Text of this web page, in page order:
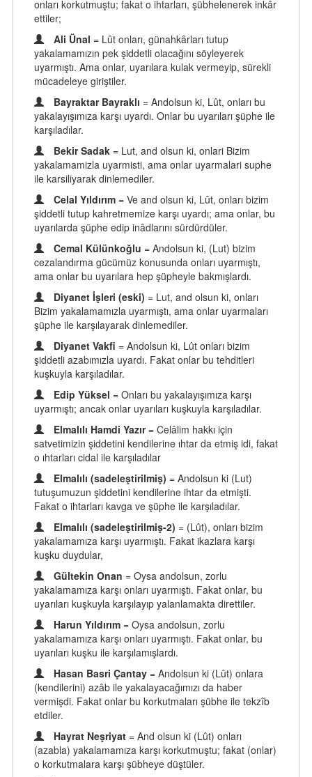
onları korkutmuştu; fakat o ihtarları, şübhelenerek inkâr
ettiler;
Ali Ünal = Lût onları, günahkârları tutup
yakalamamızın pek şiddetli olacağını söyleyerek
uyarmıştı. Ama onlar, uyarılara kulak vermeyip, sürekli
mücadeleye giriştiler.
Bayraktar Bayraklı = Andolsun ki, Lût, onları bu
yakalayışımıza karşı uyardı. Onlar bu uyarıları şüphe ile
karşıladılar.
Bekir Sadak = Lut, and olsun ki, onlari Bizim
yakalamamizla uyarmisti, ama onlar uyarmalari suphe
ile karsiliyarak dinlemediler.
Celal Yıldırım = Ve and olsun ki, Lût, onları bizim
şiddetli tutup kahretmemize karşı uyardı; ama onlar, bu
uyarılarda şüphe edip inâdlarını sürdürdüler.
Cemal Külünkoğlu = Andolsun ki, (Lut) bizim
cezalandırma gücümüz konusunda onları uyarmıştı,
ama onlar bu uyarılara hep şüpheyle bakmışlardı.
Diyanet İşleri (eski) = Lut, and olsun ki, onları
Bizim yakalamamızla uyarmıştı, ama onlar uyarmaları
şüphe ile karşılayarak dinlemediler.
Diyanet Vakfi = Andolsun ki, Lût onları bizim
şiddetli azabımızla uyardı. Fakat onlar bu tehditleri
kuşkuyla karşıladılar.
Edip Yüksel = Onları bu yakalayışımıza karşı
uyarmıştı; ancak onlar uyarıları kuşkuyla karşıladılar.
Elmalılı Hamdi Yazır = Celâlim hakkı için
satvetimizin şiddetini kendilerine ıhtar da etmiş idi, fakat
o ıhtarları cidal ile karşıladılar
Elmalılı (sadeleştirilmiş) = Andolsun ki (Lut)
tutuşumuzun şiddetini kendilerine ihtar da etmişti.
Fakat o ihtarları kavga ve şüphe ile karşıladılar.
Elmalılı (sadeleştirilmiş-2) = (Lût), onları bizim
yakalamamıza karşı uyarmıştı. Fakat ikazlara karşı
kuşku duydular,
Gültekin Onan = Oysa andolsun, zorlu
yakalamamıza karşı onları uyarmıştı. Fakat onlar, bu
uyarıları kuşkuyla karşılayıp yalanlamakta direttiler.
Harun Yıldırım = Oysa andolsun, zorlu
yakalamamıza karşı onları uyarmıştı. Fakat onlar, bu
uyarıları kuşku ile karşılamışlardı.
Hasan Basri Çantay = Andolsun ki (Lût) onlara
(kendilerini) azâb ile yakalayacağımızı da haber
vermişdi. Fakat onlar bu korkutmaları şübhe ile tekzîb
etdiler.
Hayrat Neşriyat = And olsun ki (Lût) onları
(azabla) yakalamamıza karşı korkutmuştu; fakat (onlar)
o korkutmalara karşı şübheye düştüler.